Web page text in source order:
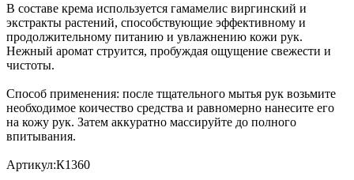
В составе крема используется гамамелис виргинский и
экстракты растений, способствующие эффективному и
продолжительному питанию и увлажнению кожи рук.
Нежный аромат струится, пробуждая ощущение свежести и
чистоты.
Способ применения: после тщательного мытья рук возьмите
необходимое коичество средства и равномерно нанесите его
на кожу рук. Затем аккуратно массируйте до полного
впитывания.
Артикул:К1360